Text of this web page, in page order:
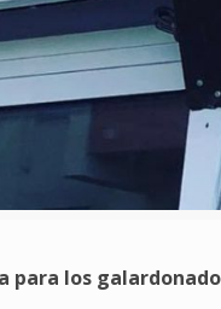
para los